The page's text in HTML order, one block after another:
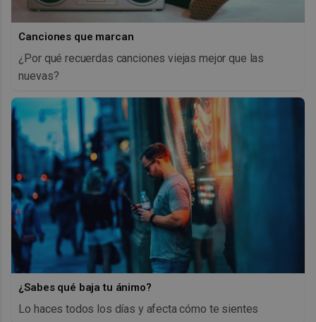
Canciones que marcan
¿Por qué recuerdas canciones viejas mejor que las
nuevas?
¿Sabes qué baja tu ánimo?
Lo haces todos los días y afecta cómo te sientes